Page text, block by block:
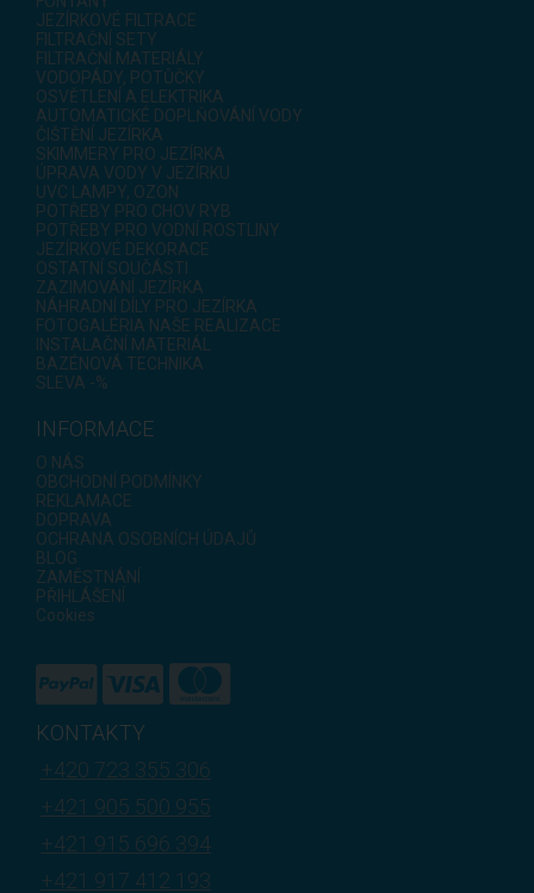
JEZÍRKOVÉ FILTRACE
FILTRAČNÍ SETY
FILTRAČNÍ MATERIÁLY
VODOPÁDY, POTŮČKY
OSVĚTLENÍ A ELEKTRIKA
AUTOMATICKÉ DOPLŇOVÁNÍ VODY
ČIŠTĚNÍ JEZÍRKA
SKIMMERY PRO JEZÍRKA
ÚPRAVA VODY V JEZÍRKU
UVC LAMPY, OZON
POTŘEBY PRO CHOV RYB
POTŘEBY PRO VODNÍ ROSTLINY
JEZÍRKOVÉ DEKORACE
OSTATNÍ SOUČÁSTI
ZAZIMOVÁNÍ JEZÍRKA
NÁHRADNÍ DÍLY PRO JEZÍRKA
FOTOGALÉRIA NAŠE REALIZACE
INSTALAČNÍ MATERIÁL
BAZÉNOVÁ TECHNIKA
SLEVA -%
INFORMACE
O NÁS
OBCHODNÍ PODMÍNKY
REKLAMACE
DOPRAVA
OCHRANA OSOBNÍCH ÚDAJŮ
BLOG
ZAMĚSTNÁNÍ
PŘIHLÁŠENÍ
Cookies
KONTAKTY
+420 723 355 306
+421 905 500 955
+421 915 696 394
+421 917 412 193